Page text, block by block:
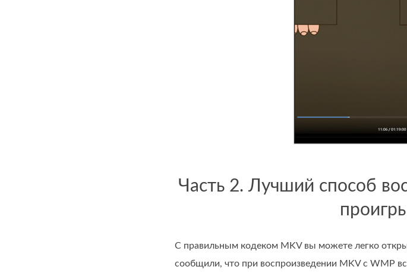
Часть 2. Лучший способ
С правильным кодеком MKV вы можете легко
сообщили, что при воспроизведении MKV с WMP